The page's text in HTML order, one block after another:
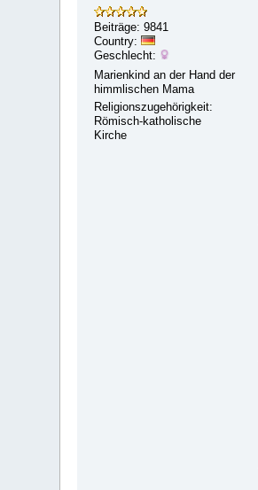
Beiträge: 9841
Country:
Geschlecht:
Marienkind an der Hand der
himmlischen Mama
Religionszugehörigkeit:
Römisch-katholische
Kirche